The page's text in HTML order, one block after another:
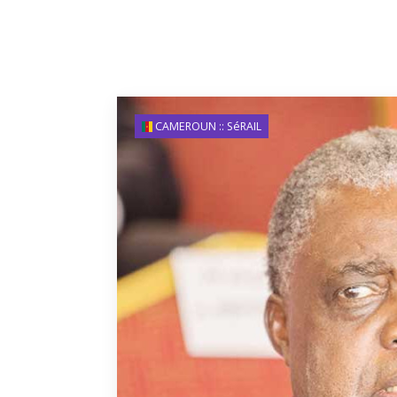
CAMEROUN :: SéRAIL